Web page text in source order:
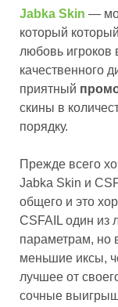
Jabka Skin —
который
любовь игроков
качественного
приятный
скины в
порядку.
Прежде всего
Jabka Skin и
общего и это
CSFAIL один из
параметрам, но
меньшие иксы,
лучшее от
сочные